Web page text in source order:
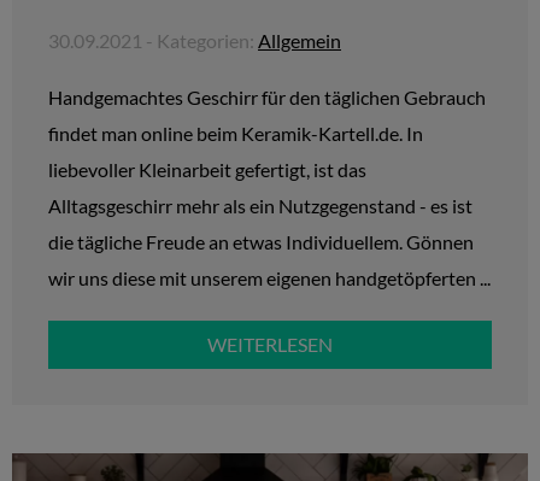
30.09.2021 - Kategorien: Allgemein
Handgemachtes Geschirr für den täglichen Gebrauch
findet man online beim Keramik-Kartell.de. In
liebevoller Kleinarbeit gefertigt, ist das
Alltagsgeschirr mehr als ein Nutzgegenstand - es ist
die tägliche Freude an etwas Individuellem. Gönnen
wir uns diese mit unserem eigenen handgetöpferten ...
WEITERLESEN